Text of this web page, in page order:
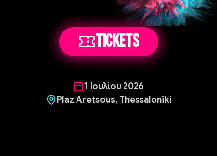
TICKETS
1 Ιουλίου 2026
Plaz Aretsous, Thessaloniki